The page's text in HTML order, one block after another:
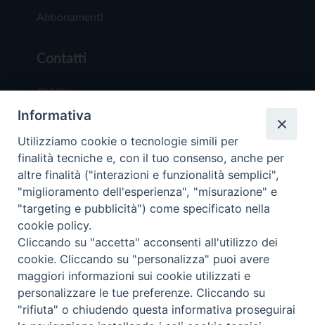
Abbonamenti
Contatti
Chi Siamo
Redazione
Scrivici
Copyright © 2019 - Tutti i diritti riservati - Vita
Trentina Editrice
Privacy Policy
Torna
Informativa
Utilizziamo cookie o tecnologie simili per
finalità tecniche e, con il tuo consenso, anche per
altre finalità ("interazioni e funzionalità semplici",
"miglioramento dell'esperienza", "misurazione" e
"targeting e pubblicità") come specificato nella
cookie policy.
Cliccando su "accetta" acconsenti all'utilizzo dei
cookie. Cliccando su "personalizza" puoi avere
maggiori informazioni sui cookie utilizzati e
personalizzare le tue preferenze. Cliccando su
"rifiuta" o chiudendo questa informativa proseguirai